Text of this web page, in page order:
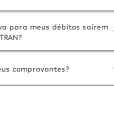
para meus débitos saírem
comprovantes?